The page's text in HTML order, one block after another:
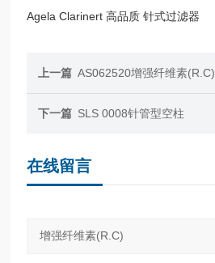
Agela Clarinert 高品质 针式过滤器
上一篇 AS062520增强纤维素(R.C)
下一篇 SLS 0008针管型空柱
在线留言